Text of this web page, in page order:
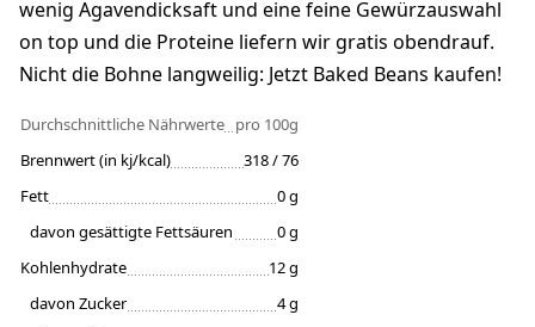
wenig Agavendicksaft und eine feine Gewürzauswahl
on top und die Proteine liefern wir gratis obendrauf.
Nicht die Bohne langweilig: Jetzt Baked Beans kaufen!
Durchschnittliche Nährwerte pro 100g
Brennwert (in kj/kcal)
318 / 76
Fett
0 g
davon gesättigte Fettsäuren
0 g
Kohlenhydrate
12 g
davon Zucker
4 g